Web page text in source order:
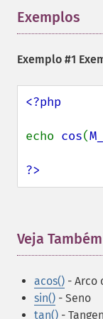
Exemplos
Exemplo #1
<?php
echo cos(
?>
Veja Também
acos() - Arco
sin() - Seno
tan() -